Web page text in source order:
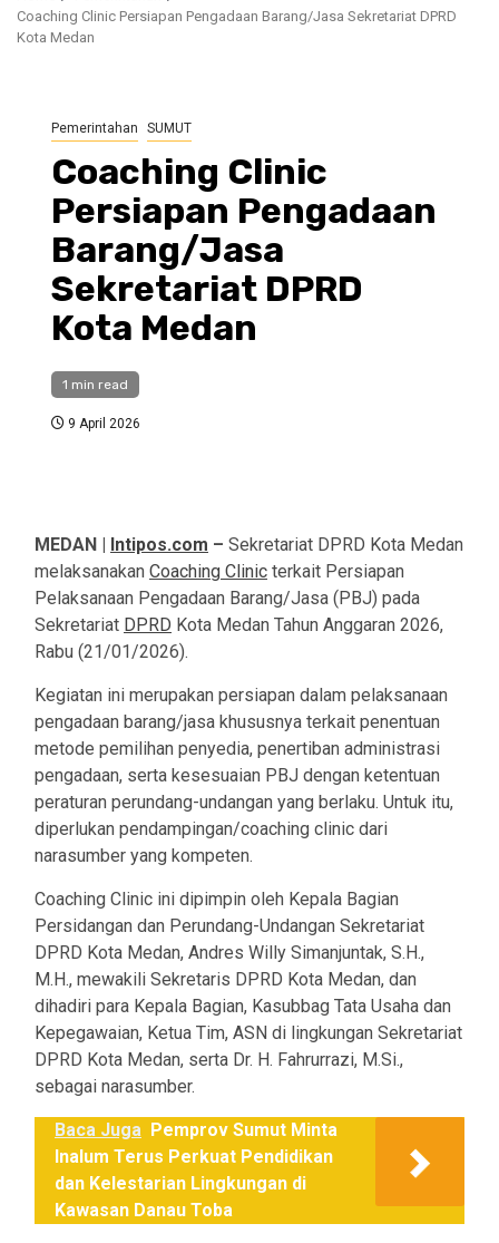
Coaching Clinic Persiapan Pengadaan Barang/Jasa Sekretariat DPRD
Kota Medan
Pemerintahan SUMUT
Coaching Clinic
Persiapan Pengadaan
Barang/Jasa
Sekretariat DPRD
Kota Medan
1 min read
9 April 2026
MEDAN | Intipos.com – Sekretariat DPRD Kota Medan
melaksanakan Coaching Clinic terkait Persiapan
Pelaksanaan Pengadaan Barang/Jasa (PBJ) pada
Sekretariat DPRD Kota Medan Tahun Anggaran 2026,
Rabu (21/01/2026).
Kegiatan ini merupakan persiapan dalam pelaksanaan
pengadaan barang/jasa khususnya terkait penentuan
metode pemilihan penyedia, penertiban administrasi
pengadaan, serta kesesuaian PBJ dengan ketentuan
peraturan perundang-undangan yang berlaku. Untuk itu,
diperlukan pendampingan/coaching clinic dari
narasumber yang kompeten.
Coaching Clinic ini dipimpin oleh Kepala Bagian
Persidangan dan Perundang-Undangan Sekretariat
DPRD Kota Medan, Andres Willy Simanjuntak, S.H.,
M.H., mewakili Sekretaris DPRD Kota Medan, dan
dihadiri para Kepala Bagian, Kasubbag Tata Usaha dan
Kepegawaian, Ketua Tim, ASN di lingkungan Sekretariat
DPRD Kota Medan, serta Dr. H. Fahrurrazi, M.Si.,
sebagai narasumber.
Baca Juga Pemprov Sumut Minta
Inalum Terus Perkuat Pendidikan
dan Kelestarian Lingkungan di
Kawasan Danau Toba